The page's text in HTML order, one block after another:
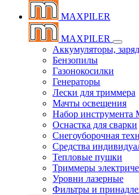
MAXPILER
MAXPILER
Аккумуляторы,
Бензопилы
Газонокосилки
Генераторы
Лески для триммера
Мачты освещения
Набор инструмента
Оснастка для сварки
Снегоуборочная
Средства
Тепловые пушки
Триммеры
Уровни лазерные
Фильтры и